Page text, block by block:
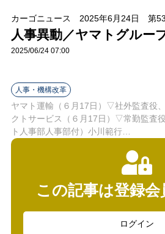
オ
ン
ラ
イ
ン
カーゴニュース 2025年6月24日 第
人事異動／ヤマトグルー
2025/06/24 07:00
人事・機構改革
ヤマト運輸（６月17日）▽社外監査役
クトサービス（６月17日）▽常勤監査
ト人事部人事部付）小川範行…
この記事は登録
ログイン